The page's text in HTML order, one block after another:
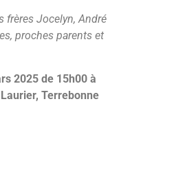
frères Jocelyn, André
proches parents et
2025 de 15h00 à
Terrebonne